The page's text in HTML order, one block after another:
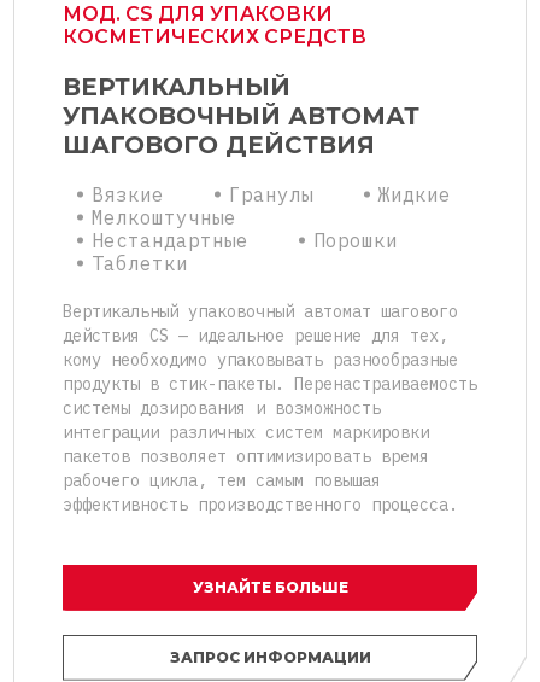
МОД. СS ДЛЯ УПАКОВКИ
КОСМЕТИЧЕСКИХ СРЕДСТВ
ВЕРТИКАЛЬНЫЙ
УПАКОВОЧНЫЙ АВТОМАТ
ШАГОВОГО ДЕЙСТВИЯ
Вязкие Гранулы
Жидкие
Мелкоштучные
Нестандартные
Порошки
Таблетки
Вертикальный упаковочный автомат шагового
действия CS — идеальное решение для тех,
кому необходимо упаковывать разнообразные
продукты в стик-пакеты. Перенастраиваемость
системы дозирования и возможность
интеграции различных систем маркировки
пакетов позволяет оптимизировать время
рабочего цикла, тем самым повышая
эффективность производственного процесса.
УЗНАЙТЕ БОЛЬШЕ
ЗАПРОС ИНФОРМАЦИИ